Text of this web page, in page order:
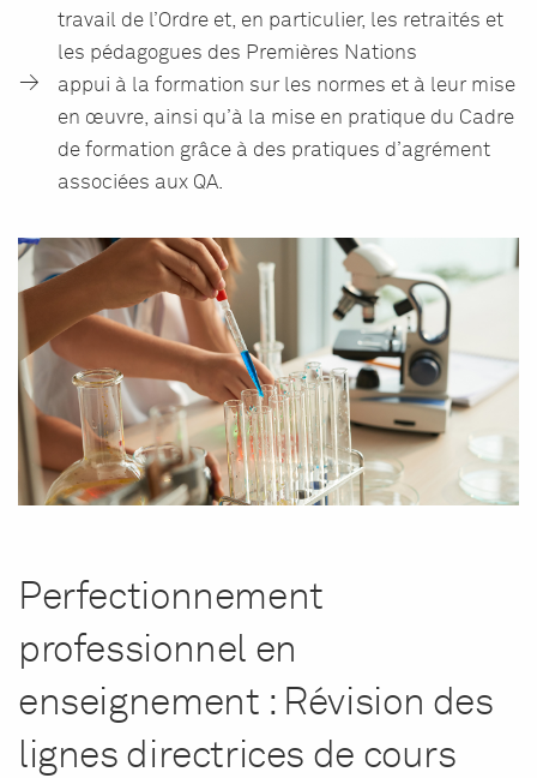
travail de l’Ordre et, en particulier, les retraités et
les pédagogues des Premières Nations
appui à la formation sur les normes et à leur mise
en œuvre, ainsi qu’à la mise en pratique du Cadre
de formation grâce à des pratiques d’agrément
associées aux QA.
Perfectionnement
professionnel en
enseignement : Révision des
lignes directrices de cours